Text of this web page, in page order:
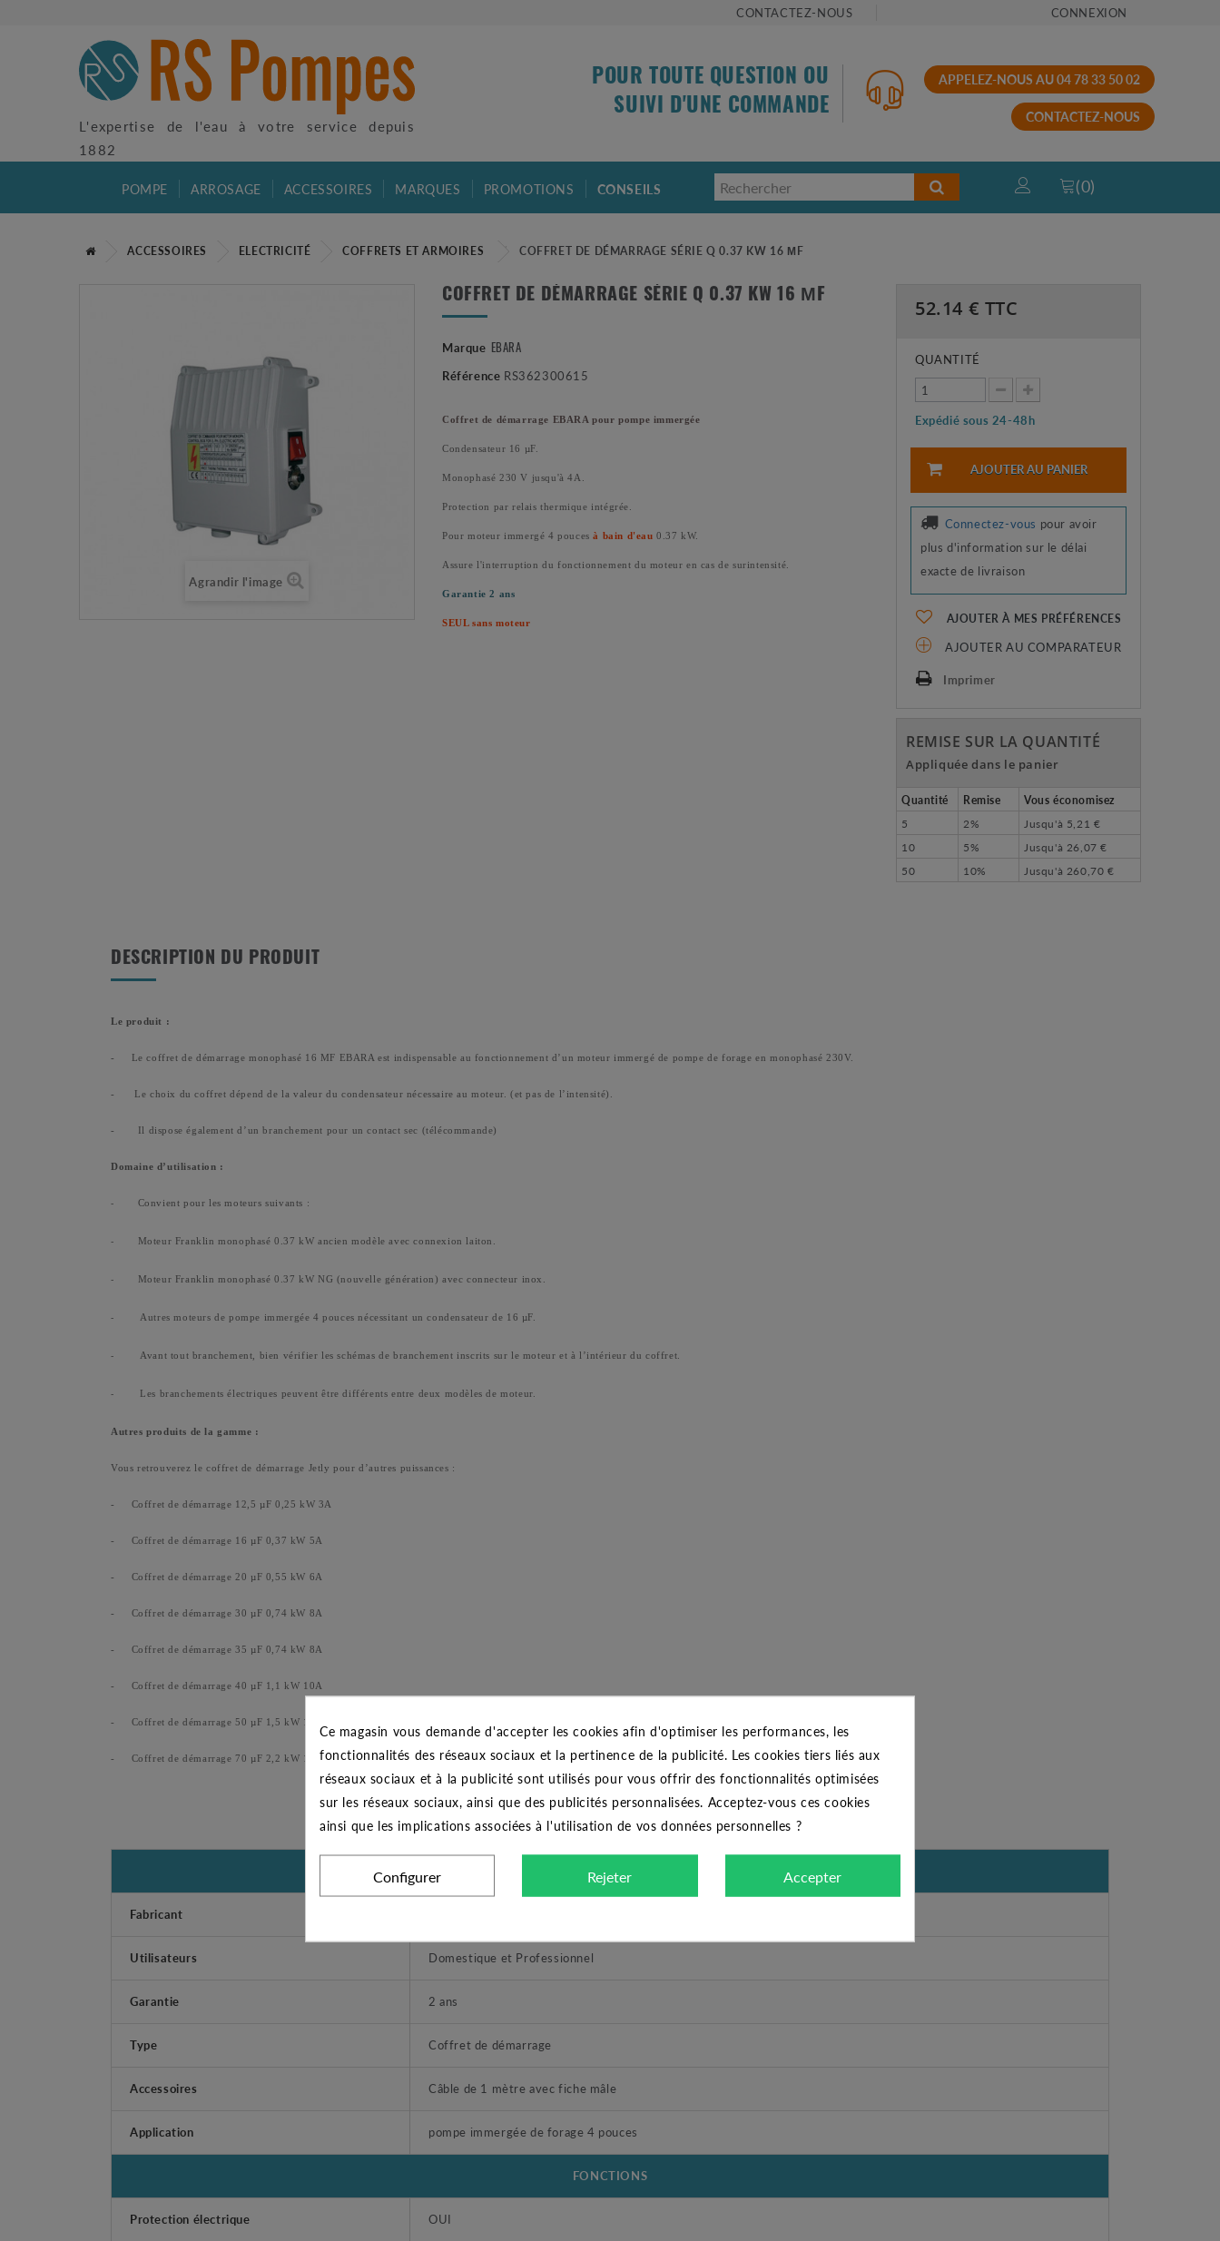
CONTACTEZ-NOUS CONNEXION
L'expertise de l'eau à votre service depuis
1882
POUR TOUTE QUESTION OU
SUIVI D'UNE COMMANDE
APPELEZ-NOUS AU 04 78 33 50 02
CONTACTEZ-NOUS
POMPE ARROSAGE ACCESSOIRES MARQUES PROMOTIONS CONSEILS (0)
ACCESSOIRES ELECTRICITÉ COFFRETS ET ARMOIRES COFFRET DE DÉMARRAGE SÉRIE Q 0.37 KW 16 ΜF
Agrandir l'image
COFFRET DE DÉMARRAGE SÉRIE Q 0.37 KW 16 ΜF
Marque EBARA
Référence RS362300615
Coffret de démarrage EBARA pour pompe immergée
Condensateur 16 µF.
Monophasé 230 V jusqu'à 4A.
Protection par relais thermique intégrée.
Pour moteur immergé 4 poucesà bain d'eau 0.37 kW.
Assure l'interruption du fonctionnement du moteur en cas de surintensité.
Garantie 2 ans
SEUL sans moteur
52.14 € TTC
QUANTITÉ
Expédié sous 24-48h
AJOUTER AU PANIER
Connectez-vous pour avoir
plus d'information sur le délai
exacte de livraison
AJOUTER À MES PRÉFÉRENCES
AJOUTER AU COMPARATEUR
Imprimer
REMISE SUR LA QUANTITÉ
Appliquée dans le panier
Quantité Remise
Vous économisez
5
2% Jusqu'à 5,21 €
10
5% Jusqu'à 26,07 €
50
10% Jusqu'à 260,70 €
DESCRIPTION DU PRODUIT
Le produit :
- Le coffret de démarrage monophasé 16 MF EBARA est indispensable au fonctionnement d’un moteur immergé de pompe de forage en monophasé 230V.
- Le choix du coffret dépend de la valeur du condensateur nécessaire au moteur. (et pas de l’intensité).
- Il dispose également d’un branchement pour un contact sec (télécommande)
Domaine d’utilisation :
- Convient pour les moteurs suivants :
- Moteur Franklin monophasé 0.37 kW ancien modèle avec connexion laiton.
- Moteur Franklin monophasé 0.37 kW NG (nouvelle génération) avec connecteur inox.
- Autres moteurs de pompe immergée 4 pouces nécessitant un condensateur de 16 µF.
- Avant tout branchement, bien vérifier les schémas de branchement inscrits sur le moteur et à l’intérieur du coffret.
- Les branchements électriques peuvent être différents entre deux modèles de moteur.
Autres produits de la gamme :
Vous retrouverez le coffret de démarrage Jetly pour d’autres puissances :
- Coffret de démarrage 12,5 µF 0,25 kW 3A
- Coffret de démarrage 16 µF 0,37 kW 5A
- Coffret de démarrage 20 µF 0,55 kW 6A
- Coffret de démarrage 30 µF 0,74 kW 8A
- Coffret de démarrage 35 µF 0,74 kW 8A
- Coffret de démarrage 40 µF 1,1 kW 10A
- Coffret de démarrage 50 µF 1,5 kW 13A
- Coffret de démarrage 70 µF 2,2 kW 18A
CARACTÉRISTIQUES GÉNÉRALES
Fabricant
Utilisateurs Domestique et Professionnel
Garantie 2 ans
Type Coffret de démarrage
Accessoires Câble de 1 mètre avec fiche mâle
Application pompe immergée de forage 4 pouces
FONCTIONS
Protection électrique OUI
Ce magasin vous demande d'accepter les cookies afin d'optimiser les performances, les
fonctionnalités des réseaux sociaux et la pertinence de la publicité. Les cookies tiers liés aux
réseaux sociaux et à la publicité sont utilisés pour vous offrir des fonctionnalités optimisées
sur les réseaux sociaux, ainsi que des publicités personnalisées. Acceptez-vous ces cookies
ainsi que les implications associées à l'utilisation de vos données personnelles ?
Configurer Rejeter Accepter